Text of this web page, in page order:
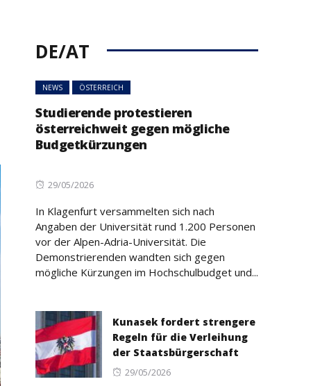
DE/AT
NEWS ÖSTERREICH
Studierende protestieren
österreichweit gegen mögliche
Budgetkürzungen
Posted
29/05/2026
In Klagenfurt versammelten sich nach
Angaben der Universität rund 1.200 Personen
vor der Alpen-Adria-Universität. Die
Demonstrierenden wandten sich gegen
mögliche Kürzungen im Hochschulbudget und...
Kunasek fordert strengere
Regeln für die Verleihung
der Staatsbürgerschaft
Posted
29/05/2026